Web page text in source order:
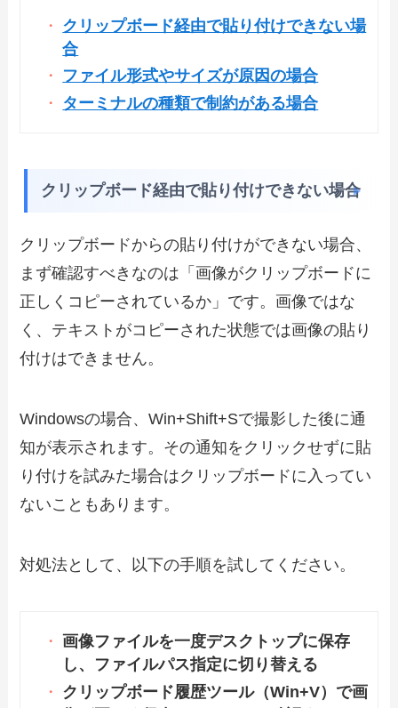
クリップボード経由で貼り付けできない場
合
ファイル形式やサイズが原因の場合
ターミナルの種類で制約がある場合
クリップボード経由で貼り付けできない場合
クリップボードからの貼り付けができない場合、
まず確認すべきなのは「画像がクリップボードに
正しくコピーされているか」です。画像ではな
く、テキストがコピーされた状態では画像の貼り
付けはできません。
Windowsの場合、Win+Shift+Sで撮影した後に通
知が表示されます。その通知をクリックせずに貼
り付けを試みた場合はクリップボードに入ってい
ないこともあります。
対処法として、以下の手順を試してください。
画像ファイルを一度デスクトップに保存
し、ファイルパス指定に切り替える
クリップボード履歴ツール（Win+V）で画